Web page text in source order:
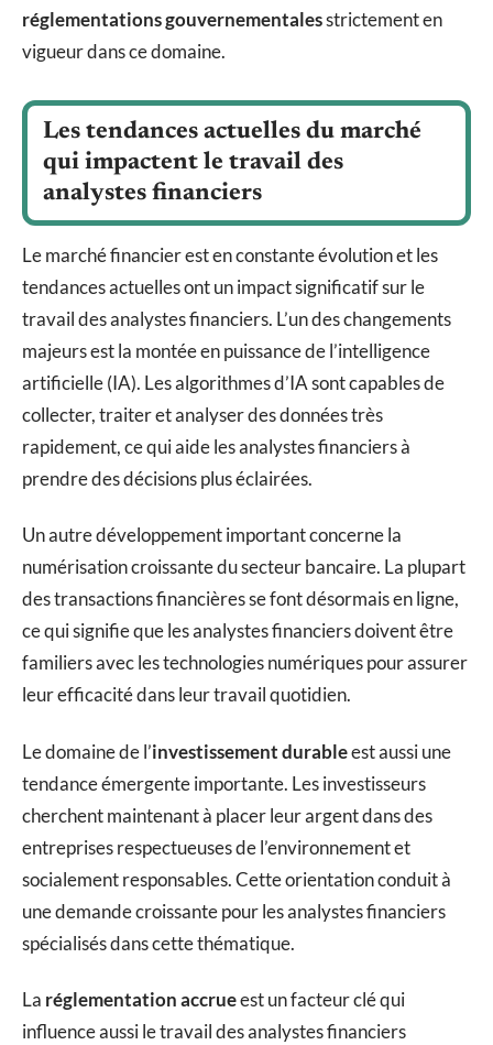
réglementations gouvernementalesstrictement en
vigueur dans ce domaine.
Les tendances actuelles du marché
qui impactent le travail des
analystes financiers
Le marché financier est en constante évolution et les
tendances actuelles ont un impact significatif sur le
travail des analystes financiers. L’un des changements
majeurs est la montée en puissance de l’intelligence
artificielle (IA). Les algorithmes d’IA sont capables de
collecter, traiter et analyser des données très
rapidement, ce qui aide les analystes financiers à
prendre des décisions plus éclairées.
Un autre développement important concerne la
numérisation croissante du secteur bancaire. La plupart
des transactions financières se font désormais en ligne,
ce qui signifie que les analystes financiers doivent être
familiers avec les technologies numériques pour assurer
leur efficacité dans leur travail quotidien.
Le domaine de l’investissement durableest aussi une
tendance émergente importante. Les investisseurs
cherchent maintenant à placer leur argent dans des
entreprises respectueuses de l’environnement et
socialement responsables. Cette orientation conduit à
une demande croissante pour les analystes financiers
spécialisés dans cette thématique.
La réglementation accrueest un facteur clé qui
influence aussi le travail des analystes financiers